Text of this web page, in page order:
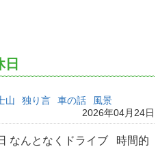
山 独り言 車の話
風景
2026年04月24日
なんとなくドライブ 時間的